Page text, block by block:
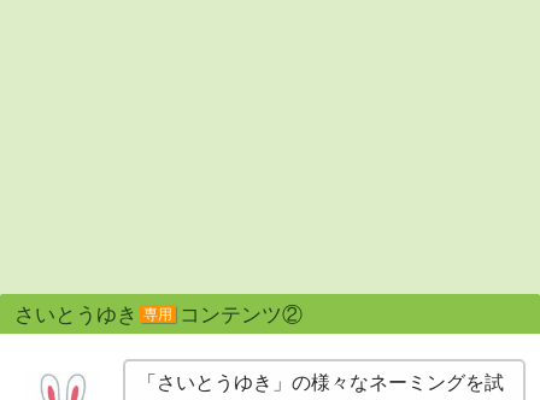
さいとうゆき 専用 コンテンツ②
「さいとうゆき」の様々なネーミングを試